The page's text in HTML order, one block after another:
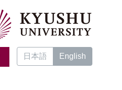
日本語 English